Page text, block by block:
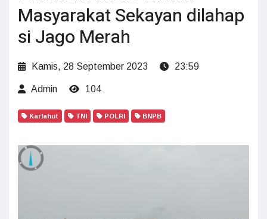
Masyarakat Sekayan dilahap
si Jago Merah
Kamis, 28 September 2023 23:59
Admin 104
Karlahut TNI POLRI BNPB